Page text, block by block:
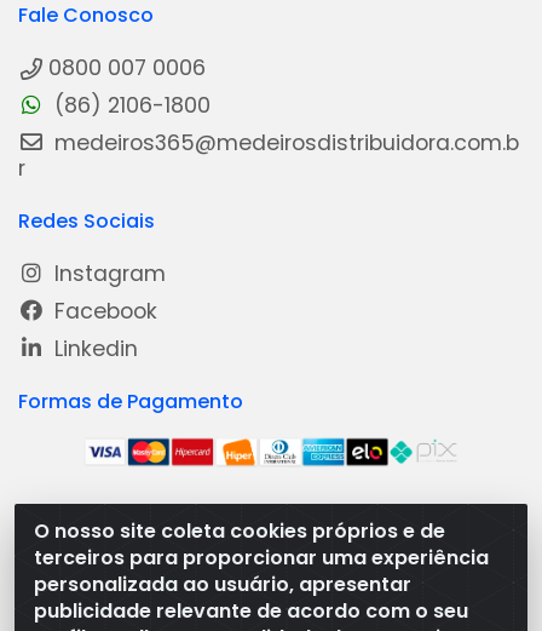
O nosso site coleta cookies próprios e de
terceiros para proporcionar uma experiência
personalizada ao usuário, apresentar
publicidade relevante de acordo com o seu
Fale Conosco
0800 007 0006
(86) 2106-1800
medeiros365@medeirosdistribuidora.com.b
r
Redes Sociais
Instagram
Facebook
Linkedin
Formas de Pagamento
Medeiros Distribuidora - Rua Dias Carneiro, 1977 -
Ramal, Bacabal/MA - CEP 65.700-000 - CNPJ
08.474.030/0001-41